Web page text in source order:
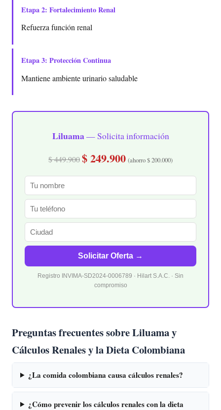
Etapa 2: Fortalecimiento Renal
Refuerza función renal
Etapa 3: Protección Continua
Mantiene ambiente urinario saludable
Liluama— Solicita información
$ 449.900$ 249.900 (ahorro $ 200.000)
Solicitar Oferta →
Registro INVIMA-SD2024-0006789 · Hilart S.A.C. · Sin
compromiso
Preguntas frecuentes sobre Liluama y
Cálculos Renales y la Dieta Colombiana
¿La comida colombiana causa cálculos renales?
¿Cómo prevenir los cálculos renales con la dieta